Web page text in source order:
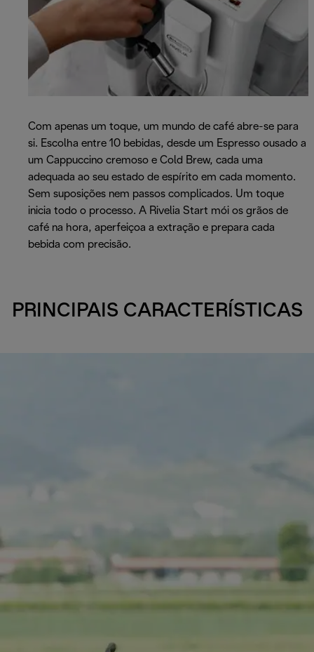
Com apenas um toque, um mundo de café abre-se para
si. Escolha entre 10 bebidas, desde um Espresso ousado a
um Cappuccino cremoso e Cold Brew, cada uma
adequada ao seu estado de espírito em cada momento.
Sem suposições nem passos complicados. Um toque
inicia todo o processo. A Rivelia Start mói os grãos de
café na hora, aperfeiçoa a extração e prepara cada
bebida com precisão.
PRINCIPAIS CARACTERÍSTICAS